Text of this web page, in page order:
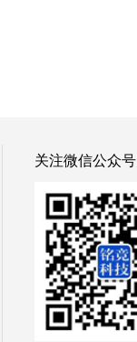
关注微信公众号